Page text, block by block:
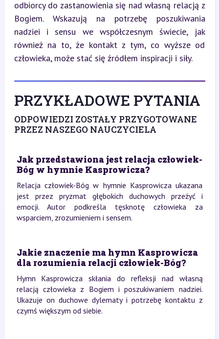
odbiorcy do zastanowienia się nad własną relacją z
Bogiem. Wskazują na potrzebę poszukiwania
nadziei i sensu we współczesnym świecie, jak
również na to, że kontakt z tym, co wyższe od
człowieka, może stać się źródłem inspiracji i siły.
PRZYKŁADOWE PYTANIA
ODPOWIEDZI ZOSTAŁY PRZYGOTOWANE
PRZEZ NASZEGO NAUCZYCIELA
Jak przedstawiona jest relacja człowiek-
Bóg w hymnie Kasprowicza?
Relacja człowiek-Bóg w hymnie Kasprowicza ukazana
jest przez pryzmat głębokich duchowych przeżyć i
emocji. Autor podkreśla tęsknotę człowieka za
wsparciem, zrozumieniem i sensem.
Jakie znaczenie ma hymn Kasprowicza
dla rozumienia relacji człowiek-Bóg?
Hymn Kasprowicza skłania do refleksji nad własną
relacją człowieka z Bogiem i poszukiwaniem nadziei.
Ukazuje on duchowe dylematy i potrzebę kontaktu z
czymś większym od siebie.